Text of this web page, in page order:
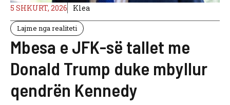
5 SHKURT, 2026 Klea
Lajme nga realiteti
Mbesa e JFK-së tallet me
Donald Trump duke mbyllur
qendrën Kennedy